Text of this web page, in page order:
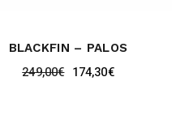
BLACKFIN – PALOS
249,00€ 174,30€